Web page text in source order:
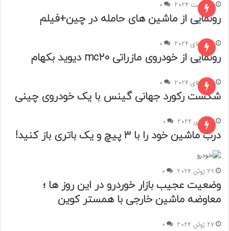
9 آگوست 2024 0
رونمایی از ماشین های حامله در چین+فیلم
26 جولای 2024 0
رونمایی از خودروی مازراتی mc20 دیوید بکهام
15 جولای 2024 0
شکست رکورد جهانی گینس با یک خودروی چینی
8 جولای 2024 0
درب ماشین خود را با 3 پیچ و یک باتری باز کنید!
29 ژوئن 2024 0
وضعیت عجیب بازار خوردرو در این روز ها ؛
معاوضه ماشین خارجی با همستر کوین
27 ژوئن 2024 0